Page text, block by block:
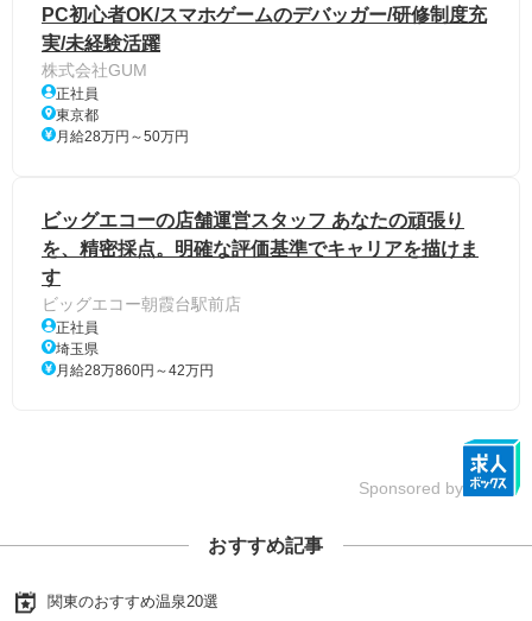
PC初心者OK/スマホゲームのデバッガー/研修制度充
実/未経験活躍
株式会社GUM
正社員
東京都
月給28万円～50万円
ビッグエコーの店舗運営スタッフ あなたの頑張り
を、精密採点。明確な評価基準でキャリアを描けま
す
ビッグエコー朝霞台駅前店
正社員
埼玉県
月給28万860円～42万円
Sponsored by
おすすめ記事
関東のおすすめ温泉20選